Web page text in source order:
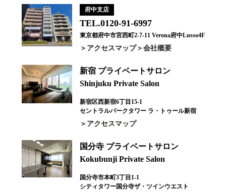
府中支店
TEL.0120-91-6997
東京都府中市宮西町2-7-11 Verona府中Lusso4F
アクセスマップ 会社概要
新宿 プライベートサロン
Shinjuku Private Salon
新宿区西新宿6丁目15-1
セントラルパークタワー ラ・トゥール新宿
アクセスマップ
国分寺 プライベートサロン
Kokubunji Private Salon
国分寺市本町3丁目1-1
シティタワー国分寺ザ・ツインウエスト